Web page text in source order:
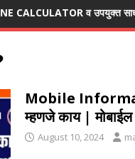
CALCULATOR व उपयुक्त
Mobile
म्हणजे काय | मोबाईल
August 10, 2024